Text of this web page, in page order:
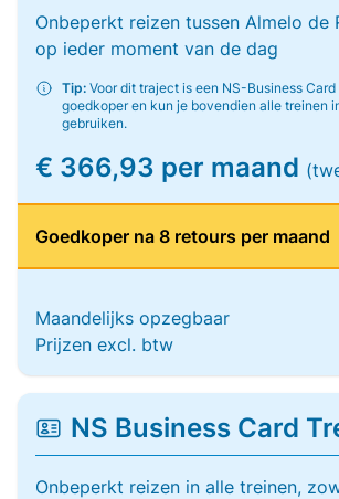
Onbeperkt reizen tussen Almelo de
op ieder moment van de dag
Tip: Voor dit traject is een NS-Business Card
goedkoper en kun je bovendien alle treinen
gebruiken.
€ 366,93 per maand
Goedkoper na 8 retours per maand
Maandelijks opzegbaar
Prijzen excl. btw
NS Business Card
Onbeperkt reizen in alle treinen,